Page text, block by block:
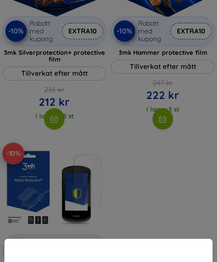
-10%
Rabatt
med
kupong
EXTRA10
3mk Silverprotection+ protective
film
Tillverkat efter mått
236 kr
212 kr
I lager > 5 st
-10%
Rabatt
med
kupong
EXTRA10
3mk Hammer protective film
Tillverkat efter mått
247 kr
222 kr
I lager 3 st
-10%
Rabatt